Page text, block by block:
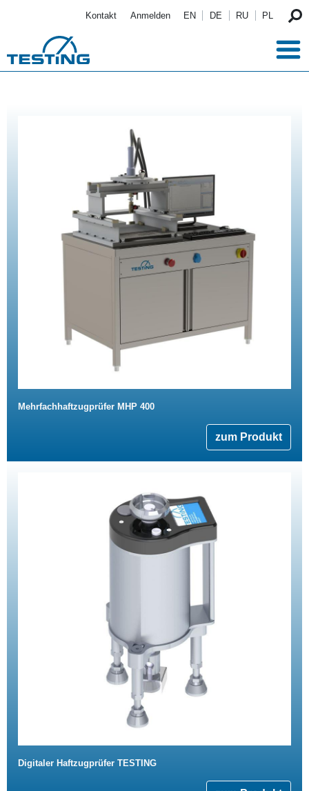
Kontakt Anmelden EN DE RU PL
Mehrfachhaftzugprüfer MHP 400
zum Produkt
Digitaler Haftzugprüfer TESTING